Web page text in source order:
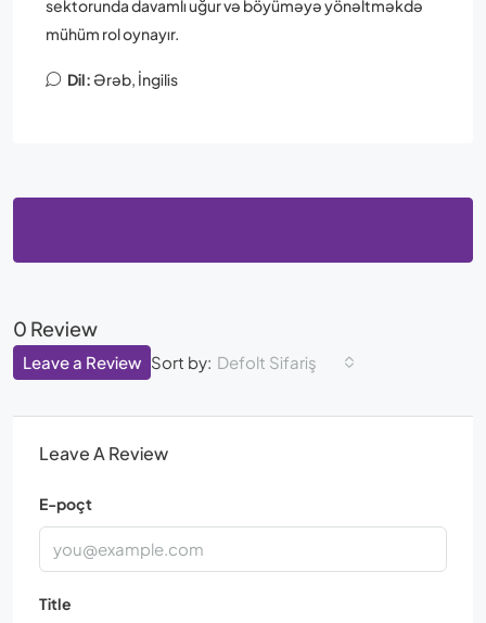
sektorunda davamlı uğur və böyüməyə yönəltməkdə
mühüm rol oynayır.
Dil:Ərəb, İngilis
0 Review
Sort by: Defolt Sifariş
Leave a Review
Leave A Review
E-poçt
Title